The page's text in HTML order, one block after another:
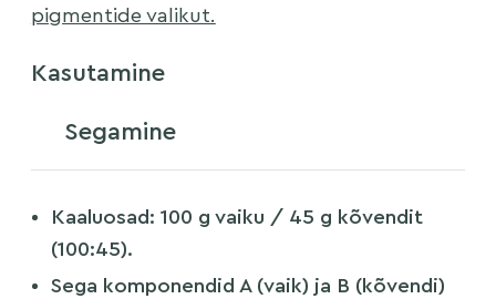
pigmentide valikut.
Kasutamine
Segamine
Kaaluosad: 100 g vaiku / 45 g kõvendit
(100:45).
Sega komponendid A (vaik) ja B (kõvendi)